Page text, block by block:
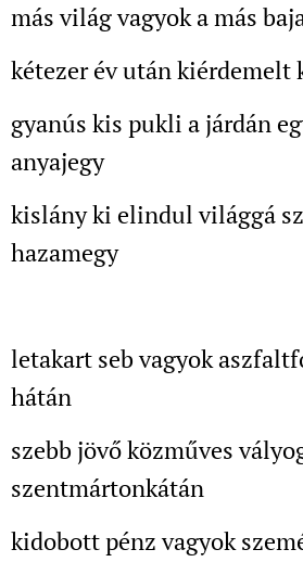
más világ vagyok a más
kétezer év után kiérdemelt
gyanús kis pukli a járdán
anyajegy
kislány ki elindul világgá
hazamegy
letakart seb vagyok
hátán
szebb jövő közműves
szentmártonkátán
kidobott pénz vagyok